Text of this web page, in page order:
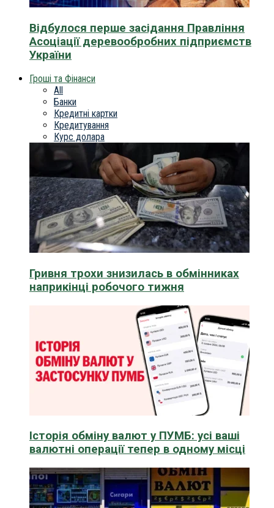
Відбулося перше засідання Правління
Асоціації деревообробних підприємств
України
Гроші та Фінанси
All
Банки
Кредитні картки
Кредитування
Курс долара
Гривня трохи знизилась в обмінниках
наприкінці робочого тижня
Історія обміну валют у ПУМБ: усі ваші
валютні операції тепер в одному місці